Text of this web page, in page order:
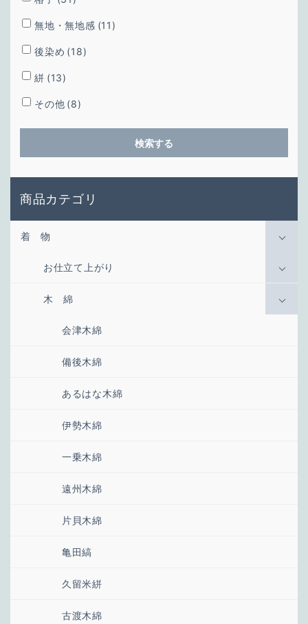
無地・無地感 (11)
後染め (18)
絣 (13)
その他 (8)
検索する
商品カテゴリ
着 物
お仕立て上がり
木 綿
会津木綿
備後木綿
あるはな木綿
伊勢木綿
一乗木綿
遠州木綿
片貝木綿
亀田縞
久留米絣
古渡木綿